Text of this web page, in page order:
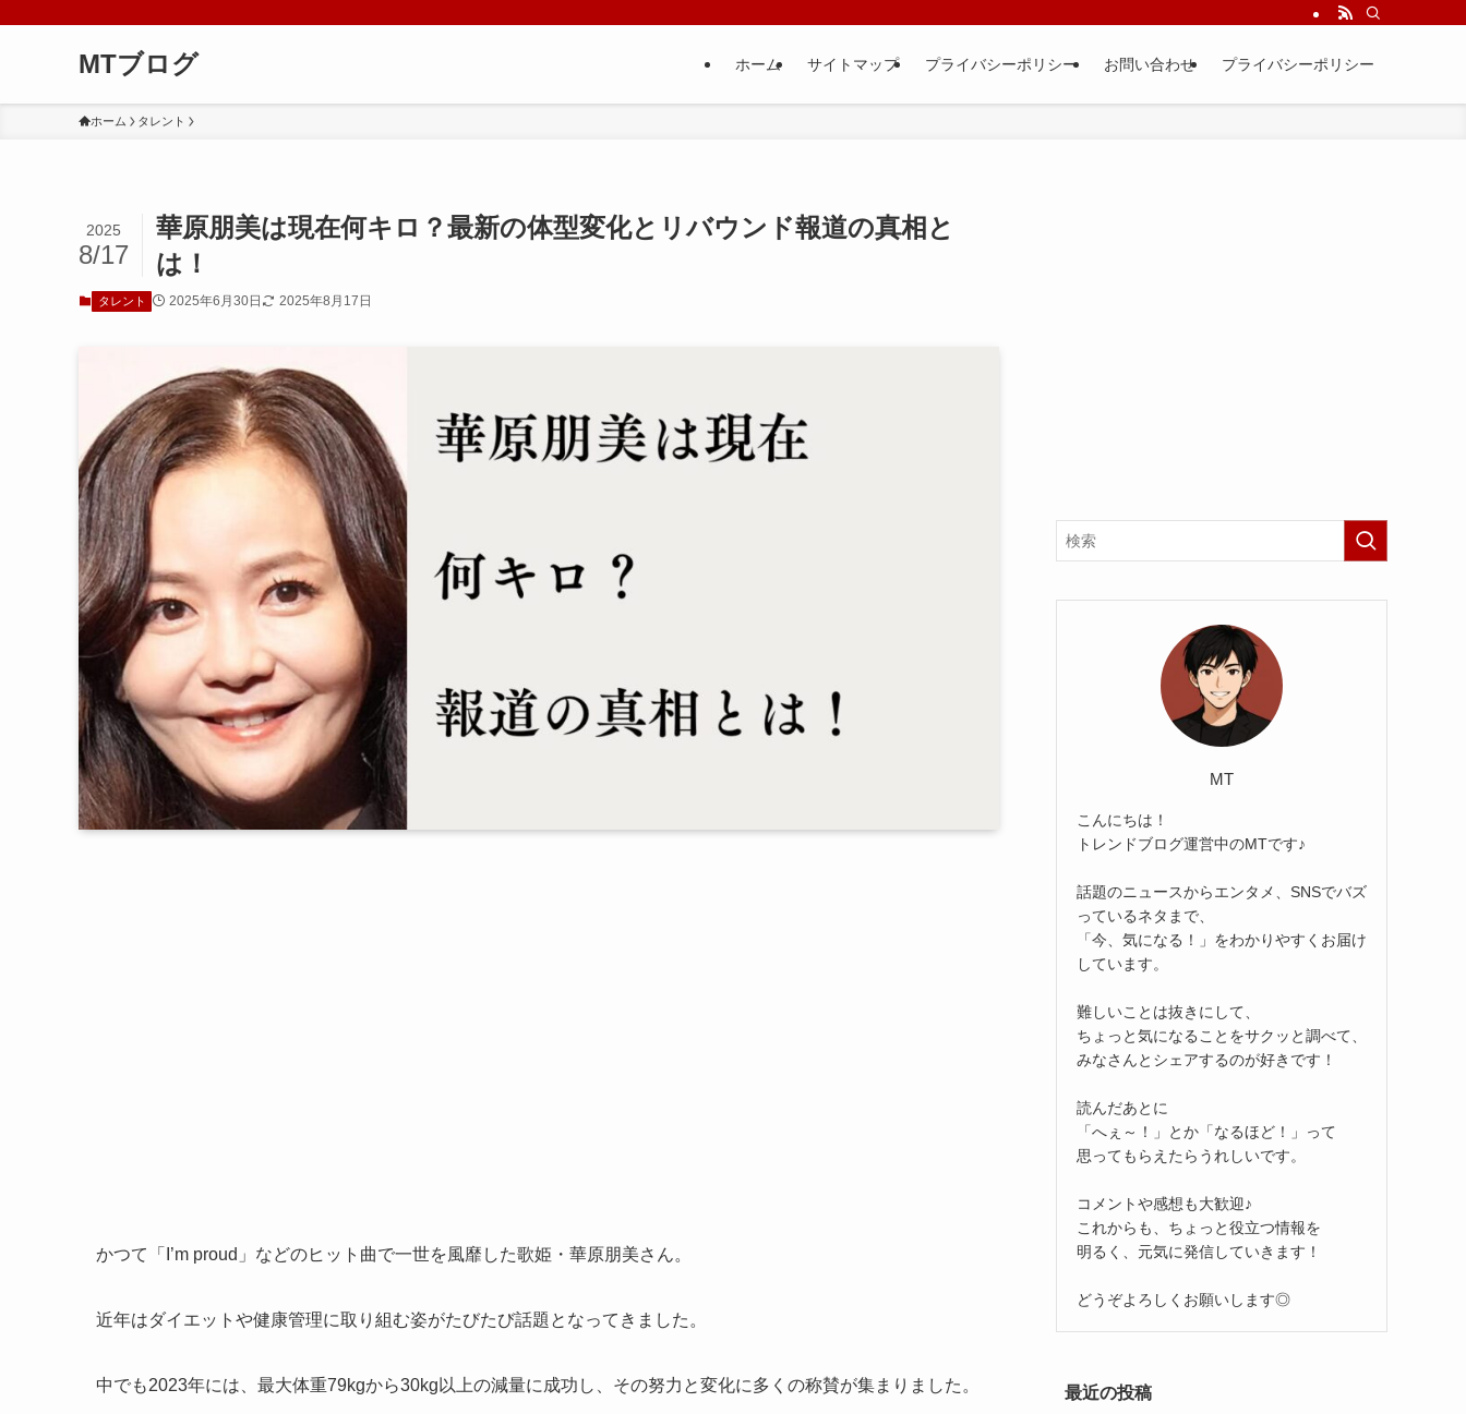
MTブログ ホーム サイトマップ プライバシーポリシー お問い合わせ プライバシーポリシー
ホーム タレント
華原朋美は現在何キロ？最新の体型変化とリバウンド報道の真相と
は！
2025
8/17
タレント 2025年6月30日 2025年8月17日
かつて「I’m proud」などのヒット曲で一世を風靡した歌姫・華原朋美さん。
近年はダイエットや健康管理に取り組む姿がたびたび話題となってきました。
中でも2023年には、最大体重79kgから30kg以上の減量に成功し、その努力と変化に多くの称賛が集まりました。
MT
こんにちは！
トレンドブログ運営中のMTです♪
話題のニュースからエンタメ、SNSでバズ
っているネタまで、
「今、気になる！」をわかりやすくお届け
しています。
難しいことは抜きにして、
ちょっと気になることをサクッと調べて、
みなさんとシェアするのが好きです！
読んだあとに
「へぇ～！」とか「なるほど！」って
思ってもらえたらうれしいです。
コメントや感想も大歓迎♪
これからも、ちょっと役立つ情報を
明るく、元気に発信していきます！
どうぞよろしくお願いします◎
最近の投稿